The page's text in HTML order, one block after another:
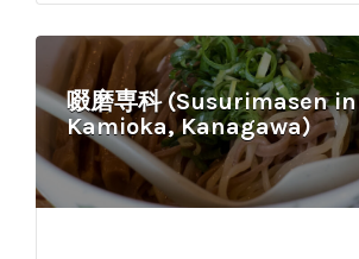
啜磨専科 (Susurimasen in
Kamioka, Kanagawa)